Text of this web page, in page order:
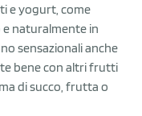
e yogurt, come
naturalmente in
sensazionali anche
bene con altri frutti
di succo, frutta o